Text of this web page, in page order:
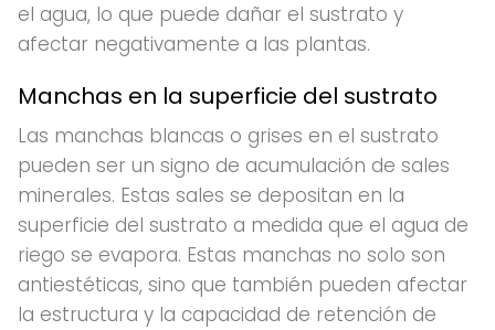
el agua, lo que puede dañar el sustrato y
afectar negativamente a las plantas.
Manchas en la superficie del sustrato
Las manchas blancas o grises en el sustrato
pueden ser un signo de acumulación de sales
minerales. Estas sales se depositan en la
superficie del sustrato a medida que el agua de
riego se evapora. Estas manchas no solo son
antiestéticas, sino que también pueden afectar
la estructura y la capacidad de retención de